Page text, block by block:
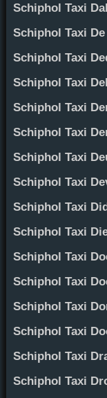
Schiphol Taxi
Schiphol Taxi
Schiphol Taxi
Schiphol Taxi
Schiphol Taxi
Schiphol Taxi
Schiphol Taxi
Schiphol Taxi
Schiphol Taxi
Schiphol Taxi
Schiphol Taxi
Schiphol Taxi
Schiphol Taxi
Schiphol Taxi
Schiphol Taxi
Schiphol Taxi